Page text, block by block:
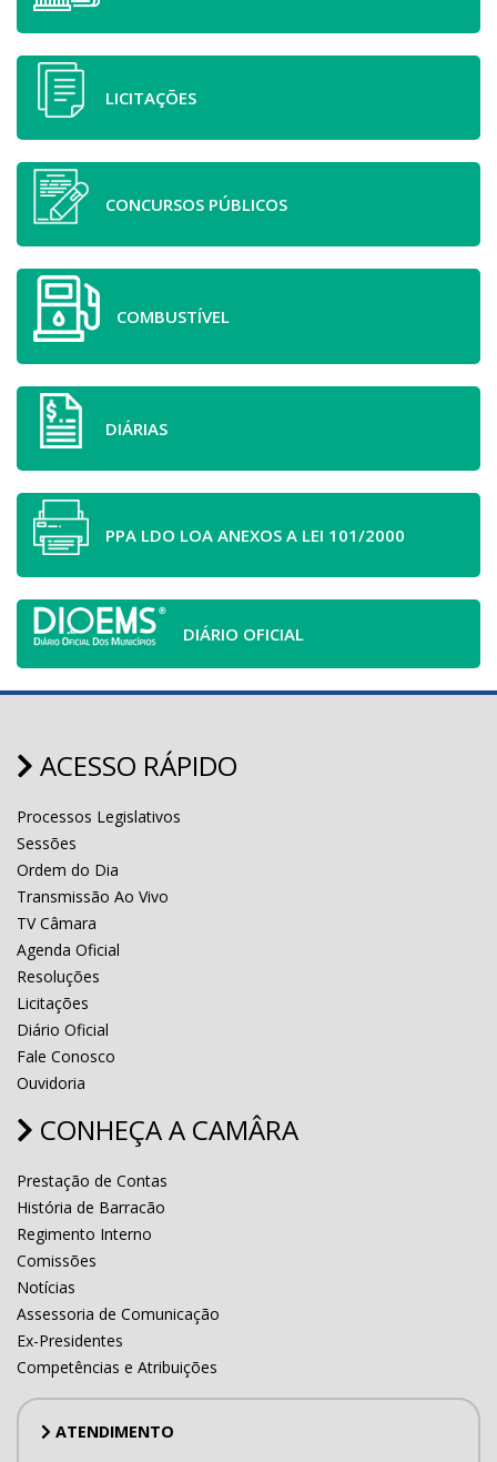
LICITAÇÕES
CONCURSOS PÚBLICOS
COMBUSTÍVEL
DIÁRIAS
PPA LDO LOA ANEXOS A LEI 101/2000
DIÁRIO OFICIAL
ACESSO RÁPIDO
Processos Legislativos
Sessões
Ordem do Dia
Transmissão Ao Vivo
TV Câmara
Agenda Oficial
Resoluções
Licitações
Diário Oficial
Fale Conosco
Ouvidoria
CONHEÇA A CAMÂRA
Prestação de Contas
História de Barracão
Regimento Interno
Comissões
Notícias
Assessoria de Comunicação
Ex-Presidentes
Competências e Atribuições
ATENDIMENTO